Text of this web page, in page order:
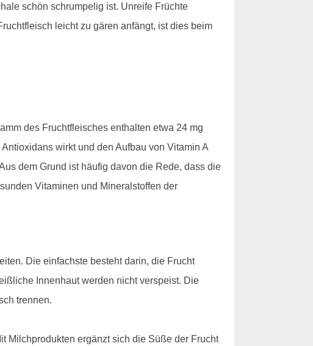
schön schrumpelig ist. Unreife Früchte
leicht zu gären anfängt, ist dies beim
des Fruchtfleisches enthalten etwa 24 mg
wirkt und den Aufbau von Vitamin A
dem Grund ist häufig davon die Rede, dass die
Vitaminen und Mineralstoffen der
Die einfachste besteht darin, die Frucht
Innenhaut werden nicht verspeist. Die
trennen.
Milchprodukten ergänzt sich die Süße der Frucht